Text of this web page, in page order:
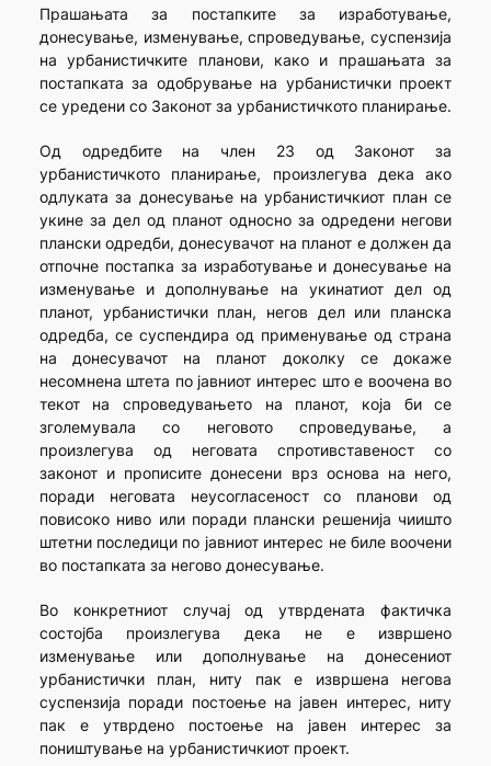
Прашањата за постапките за изработување,
донесување, изменување, спроведување, суспензија
на урбанистичките планови, како и прашањата за
постапката за одобрување на урбанистички проект
се уредени со Законот за урбанистичкото планирање.
Од одредбите на член 23 од Законот за
урбанистичкото планирање, произлегува дека ако
одлуката за донесување на урбанистичкиот план се
укине за дел од планот односно за одредени негови
плански одредби, донесувачот на планот е должен да
отпочне постапка за изработување и донесување на
изменување и дополнување на укинатиот дел од
планот, урбанистички план, негов дел или планска
одредба, се суспендира од применување од страна
на донесувачот на планот доколку се докаже
несомнена штета по јавниот интерес што е воочена во
текот на спроведувањето на планот, која би се
зголемувала со неговото спроведување, а
произлегува од неговата спротивставеност со
законот и прописите донесени врз основа на него,
поради неговата неусогласеност со планови од
повисоко ниво или поради плански решенија чиишто
штетни последици по јавниот интерес не биле воочени
во постапката за негово донесување.
Во конкретниот случај од утврдената фактичка
состојба произлегува дека не е извршено
изменување или дополнување на донесениот
урбанистички план, ниту пак е извршена негова
суспензија поради постоење на јавен интерес, ниту
пак е утврдено постоење на јавен интерес за
поништување на урбанистичкиот проект.